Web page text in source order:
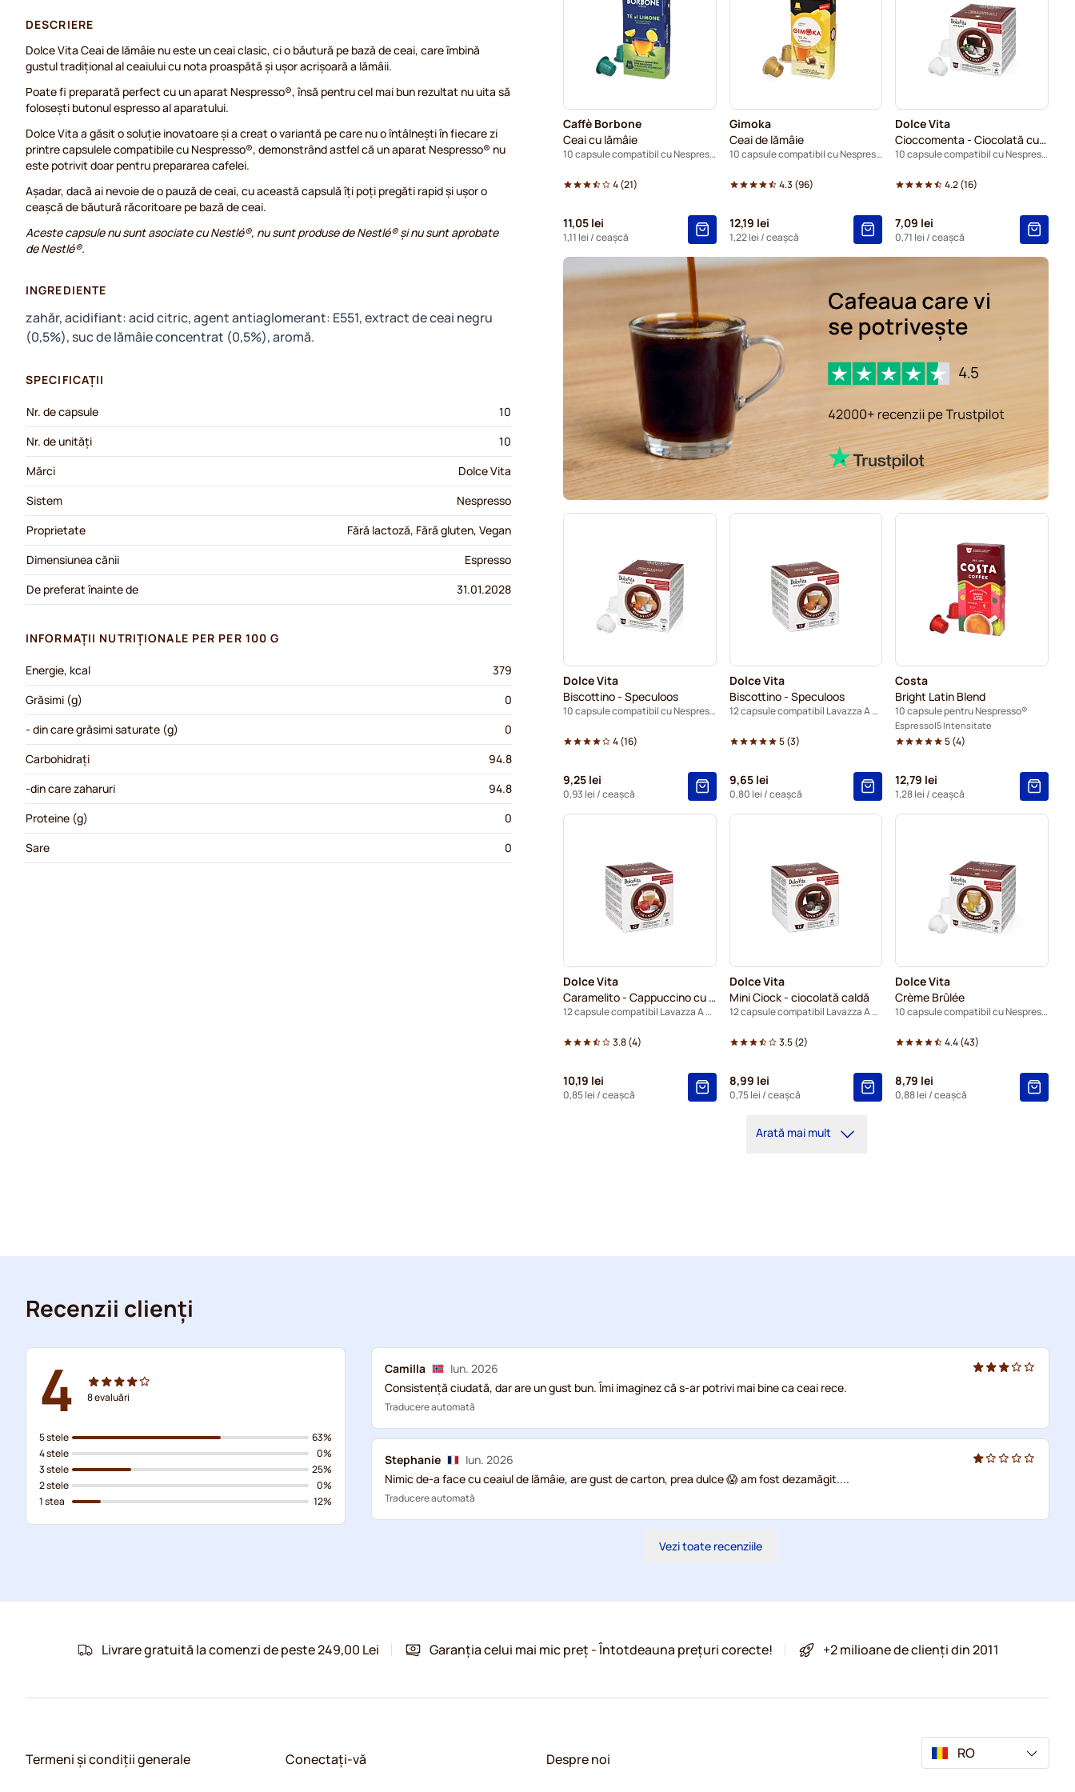
Capsule cafea Café Royal pentru Nespresso® Caffè Borbone pentru Nespresso®
Capsule pentru Nespresso® Capsule cafea Gevalia pentru Nespresso®
Capsule cafea Garibaldi pentru Nespresso®
Caffè Borbone
Ceai cu lămâie
10 capsule compatibil cu Nespresso®
4(21)
11,05 lei
1,11 lei / ceașcă
Gimoka
Ceai de lămâie
10 capsule compatibil cu Nespresso®
4.3 (96)
12,19 lei
1,22 lei / ceașcă
Dolce Vita
Cioccomenta - Ciocolată cu mentă
10 capsule compatibil cu Nespresso®
4.2(16)
7,09 lei
0,71 lei / ceașcă
Dolce Vita
Biscottino - Speculoos
10 capsule compatibil cu Nespresso®
4(16)
9,25 lei
0,93 lei / ceașcă
Dolce Vita
Biscottino - Speculoos
12 capsule compatibil Lavazza A Modo Mio
5(3)
9,65 lei
0,80 lei / ceașcă
Costa
Bright Latin Blend
10 capsule pentru Nespresso®
Espresso 5 Intensitate
5(4)
12,79 lei
1,28 lei / ceașcă
Dolce Vita
Caramelito - Cappuccino cu caramel
12 capsule compatibil Lavazza A Modo Mio
3.8(4)
10,19 lei
0,85 lei / ceașcă
Dolce Vita
Mini Ciock - ciocolată caldă
12 capsule compatibil Lavazza A Modo Mio
3.5(2)
8,99 lei
0,75 lei / ceașcă
Dolce Vita
Crème Brûlée
10 capsule compatibil cu Nespresso®
4.4(43)
8,79 lei
0,88 lei / ceașcă
Arată mai mult
DESCRIERE
Dolce Vita Ceai de lămâie nu este un ceai clasic, ci o băutură pe bază de ceai, care îmbină
gustul tradițional al ceaiului cu nota proaspătă și ușor acrișoară a lămâii.
Poate fi preparată perfect cu un aparat Nespresso®, însă pentru cel mai bun rezultat nu uita să
folosești butonul espresso al aparatului.
Dolce Vita a găsit o soluție inovatoare și a creat o variantă pe care nu o întâlnești în fiecare zi
printre capsulele compatibile cu Nespresso®, demonstrând astfel că un aparat Nespresso® nu
este potrivit doar pentru prepararea cafelei.
Așadar, dacă ai nevoie de o pauză de ceai, cu această capsulă îți poți pregăti rapid și ușor o
ceașcă de băutură răcoritoare pe bază de ceai.
Aceste capsule nu sunt asociate cu Nestlé®, nu sunt produse de Nestlé® și nu sunt aprobate
de Nestlé®.
INGREDIENTE
zahăr, acidifiant: acid citric, agent antiaglomerant: E551, extract de ceai negru
(0,5%), suc de lămâie concentrat (0,5%), aromă.
SPECIFICAȚII
Nr. de capsule
10
Nr. de unități
10
Mărci
Dolce Vita
Sistem
Nespresso
Proprietate
Fără lactoză, Fără gluten, Vegan
Dimensiunea cănii
Espresso
De preferat înainte de
31.01.2028
INFORMAȚII NUTRIȚIONALE PER PER 100 G
Energie, kcal
379
Grăsimi (g)
0
- din care grăsimi saturate (g)
0
Carbohidrați
94.8
-din care zaharuri
94.8
Proteine (g)
0
Sare
0
Recenzii clienți
4 8evaluări
5 stele
4 stele
3 stele
2 stele
1 stea
63%
0%
25%
0%
12%
Camilla
Iun. 2026
Consistență ciudată, dar are un gust bun. Îmi imaginez că s-ar potrivi mai bine ca ceai rece.
Traducere automată
Stephanie
Iun. 2026
Nimic de-a face cu ceaiul de lămâie, are gust de carton, prea dulce 😱 am fost dezamăgit....
Traducere automată
Vezi toate recenziile
Livrare gratuită la comenzi de peste 249,00 Lei Garanția celui mai mic preț - Întotdeauna prețuri corecte! +2 milioane de clienți din 2011
Termeni și condiții generale Conectați-vă Despre noi RO